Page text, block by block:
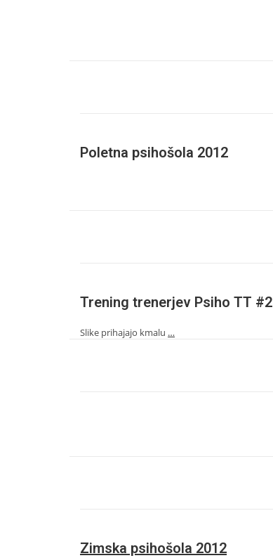
Poletna psihošola 2012
Trening trenerjev Psiho TT #2
Slike prihajajo kmalu …
Zimska psihošola 2012